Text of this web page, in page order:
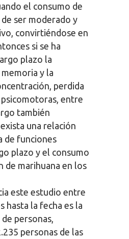
el consumo de
ser moderado y
convirtiéndose en
si se ha
plazo la
y la
perdida
psicomotoras, entre
también
una relación
de funciones
plazo y el consumo
de marihuana en los
este estudio entre
hasta la fecha es la
personas,
personas de las